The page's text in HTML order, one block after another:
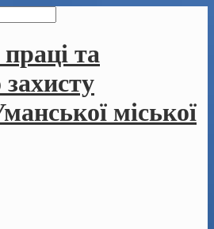
та
захисту
міської